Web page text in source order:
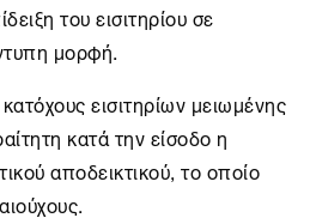
του εισιτηρίου σε
μορφή.
εισιτηρίων μειωμένης
κατά την είσοδο η
αποδεικτικού, το οποίο